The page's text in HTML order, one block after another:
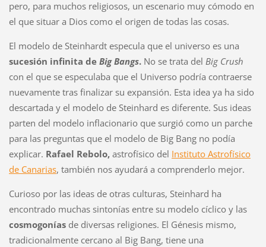
pero, para muchos religiosos, un escenario muy cómodo en
el que situar a Dios como el origen de todas las cosas.
El modelo de Steinhardt especula que el universo es una
sucesión infinita de Big Bangs.No se trata del Big Crush
con el que se especulaba que el Universo podría contraerse
nuevamente tras finalizar su expansión. Esta idea ya ha sido
descartada y el modelo de Steinhard es diferente. Sus ideas
parten del modelo inflacionario que surgió como un parche
para las preguntas que el modelo de Big Bang no podía
explicar. Rafael Rebolo,astrofísico del Instituto Astrofísico
de Canarias, también nos ayudará a comprenderlo mejor.
Curioso por las ideas de otras culturas, Steinhard ha
encontrado muchas sintonías entre su modelo cíclico y las
cosmogonías de diversas religiones. El Génesis mismo,
tradicionalmente cercano al Big Bang, tiene una